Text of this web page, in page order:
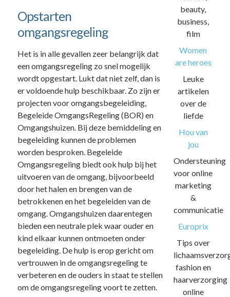
beauty,
business,
film
Women
are heroes
Leuke
artikelen
over de
liefde
Hou van
jou
Ondersteuning
voor online
marketing
&
communicatie
Europrix
Tips over
fashion en
haarverzorging
online
Opstarten
omgangsregeling
Het is in alle gevallen zeer belangrijk dat
een omgangsregeling zo snel mogelijk
wordt opgestart. Lukt dat niet zelf, dan is
er voldoende hulp beschikbaar. Zo zijn er
projecten voor omgangsbegeleiding,
Begeleide OmgangsRegeling (BOR) en
Omgangshuizen. Bij deze bemiddeling en
begeleiding kunnen de problemen
worden besproken. Begeleide
Omgangsregeling biedt ook hulp bij het
uitvoeren van de omgang, bijvoorbeeld
door het halen en brengen van de
betrokkenen en het begeleiden van de
omgang. Omgangshuizen daarentegen
bieden een neutrale plek waar ouder en
kind elkaar kunnen ontmoeten onder
begeleiding. De hulp is erop gericht om
vertrouwen in de omgangsregeling te
verbeteren en de ouders in staat te stellen
om de omgangsregeling voort te zetten.